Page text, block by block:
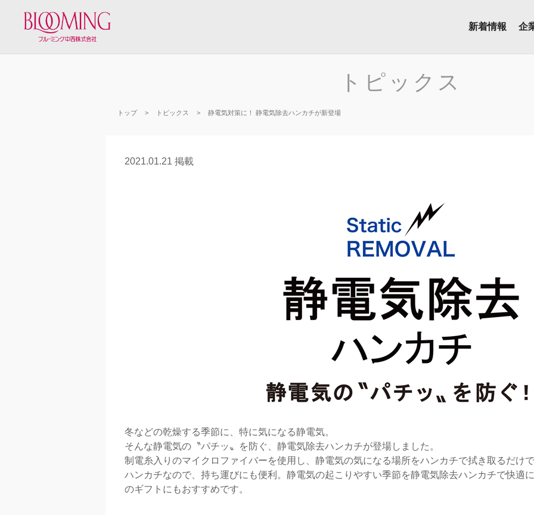
新着情報 企
トピックス
トップ トピックス 静電気対策に！ 静電気除去ハンカチが新登場
2021.01.21 掲載
冬などの乾燥する季節に、特に気になる静電気。
そんな静電気の〝パチッ〟を防ぐ、静電気除去ハンカチが登場しました。
制電糸入りのマイクロファイバーを使用し、静電気の気になる場所をハンカチで拭き取るだけ
ハンカチなので、持ち運びにも便利。静電気の起こりやすい季節を静電気除去ハンカチで快適
のギフトにもおすすめです。